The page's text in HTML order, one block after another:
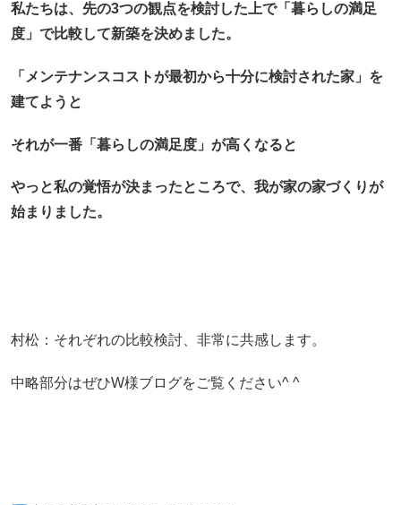
私たちは、先の3つの観点を検討した上で「暮らしの満足
度」で比較して新築を決めました。
「メンテナンスコストが最初から十分に検討された家」を
建てようと
それが一番「暮らしの満足度」が高くなると
やっと私の覚悟が決まったところで、我が家の家づくりが
始まりました。
村松：それぞれの比較検討、非常に共感します。
中略部分はぜひW様ブログをご覧ください^ ^